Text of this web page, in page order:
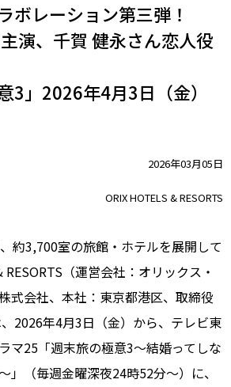
ボレーション第三弾！
演、千賀 健永さん恋人役
3」2026年4月3日（金）
2026年03月05日
ORIX HOTELS & RESORTS
約3,700室の旅館・ホテルを展開して
RESORTS（運営会社：オリックス・
式会社、本社：東京都港区、取締役
2026年4月3日（金）から、テレビ東
マ25「週末旅の極意3～結婚ってしな
」（毎週金曜深夜24時52分～）に、